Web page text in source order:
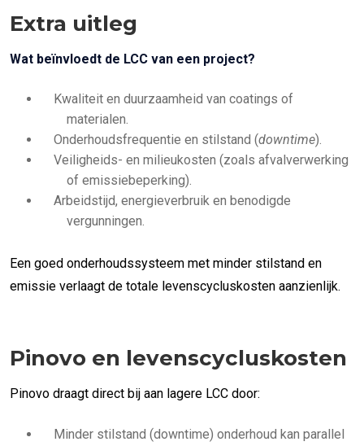
Extra uitleg
Wat beïnvloedt de LCC van een project?
Kwaliteit en duurzaamheid van coatings of
materialen.
Onderhoudsfrequentie en stilstand (downtime).
Veiligheids- en milieukosten (zoals afvalverwerking
of emissiebeperking).
Arbeidstijd, energieverbruik en benodigde
vergunningen.
Een goed onderhoudssysteem met minder stilstand en
emissie verlaagt de totale levenscycluskosten aanzienlijk.
Pinovo en levenscycluskosten
Pinovo draagt direct bij aan lagere LCC door:
Minder stilstand (downtime) onderhoud kan parallel